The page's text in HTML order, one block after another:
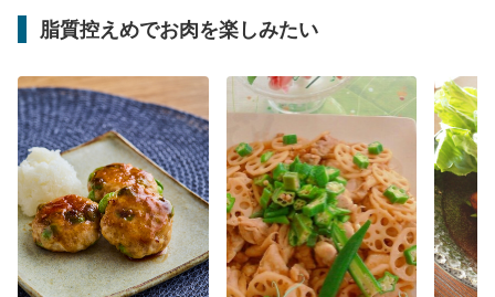
脂質控えめでお肉を楽しみたい